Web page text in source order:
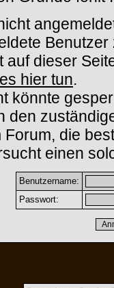
auf dieser
hier tun.
könnte
den
Forum, die
einen
Benutzername:
Passwort: